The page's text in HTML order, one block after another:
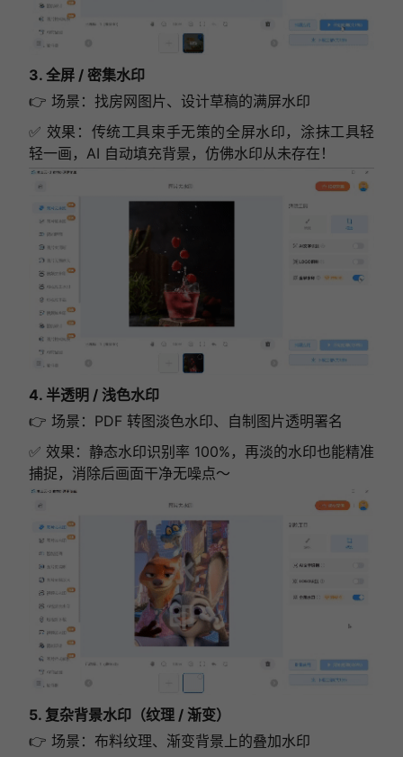
3. 全屏 / 密集水印
👉 场景：找房网图片、设计草稿的满屏水印
✅ 效果：传统工具束手无策的全屏水印，涂抹工具轻
轻一画，AI 自动填充背景，仿佛水印从未存在！
4. 半透明 / 浅色水印
👉 场景：PDF 转图淡色水印、自制图片透明署名
✅ 效果：静态水印识别率 100%，再淡的水印也能精准
捕捉，消除后画面干净无噪点～
5. 复杂背景水印（纹理 / 渐变）
👉 场景：布料纹理、渐变背景上的叠加水印